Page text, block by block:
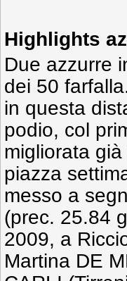
Highlights
Due azzurre
dei 50
in questa
podio, col
migliorata
piazza
messo a
(prec. 25.84
2009, a
Martina DE